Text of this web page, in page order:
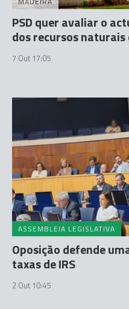
PSD quer avaliar o
dos recursos
7 Out 17:05
ASSEMBLEIA LEGISLATIVA
Oposição defende
taxas de IRS
2 Out 10:45